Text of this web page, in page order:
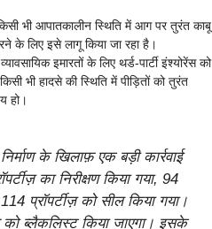
भी आपातकालीन स्थिति में आग पर तुरंत काबू
के लिए इसे लागू किया जा रहा है।
इमारतों के लिए थर्ड-पार्टी इंश्योरेंस को
भी हादसे की स्थिति में पीड़ितों को तुरंत
हो।
के खिलाफ़ एक बड़ी कार्रवाई
का निरीक्षण किया गया, 94
प्रॉपर्टीज़ को सील किया गया।
को ब्लैकलिस्ट किया जाएगा। इसके